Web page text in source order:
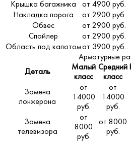
Крышка багажника
от 4900 руб.
Накладка порога
от 2900 руб.
Обвес
от 2900 руб.
Спойлер
от 2900 руб.
Область под капотомот 3900 руб.
Арматурные
Деталь
Малый
класс
Средний
класс
Замена
лонжерона
от
14000
руб.
от
14000
руб.
Замена
телевизора
от
8000
руб.
от 8000
руб.